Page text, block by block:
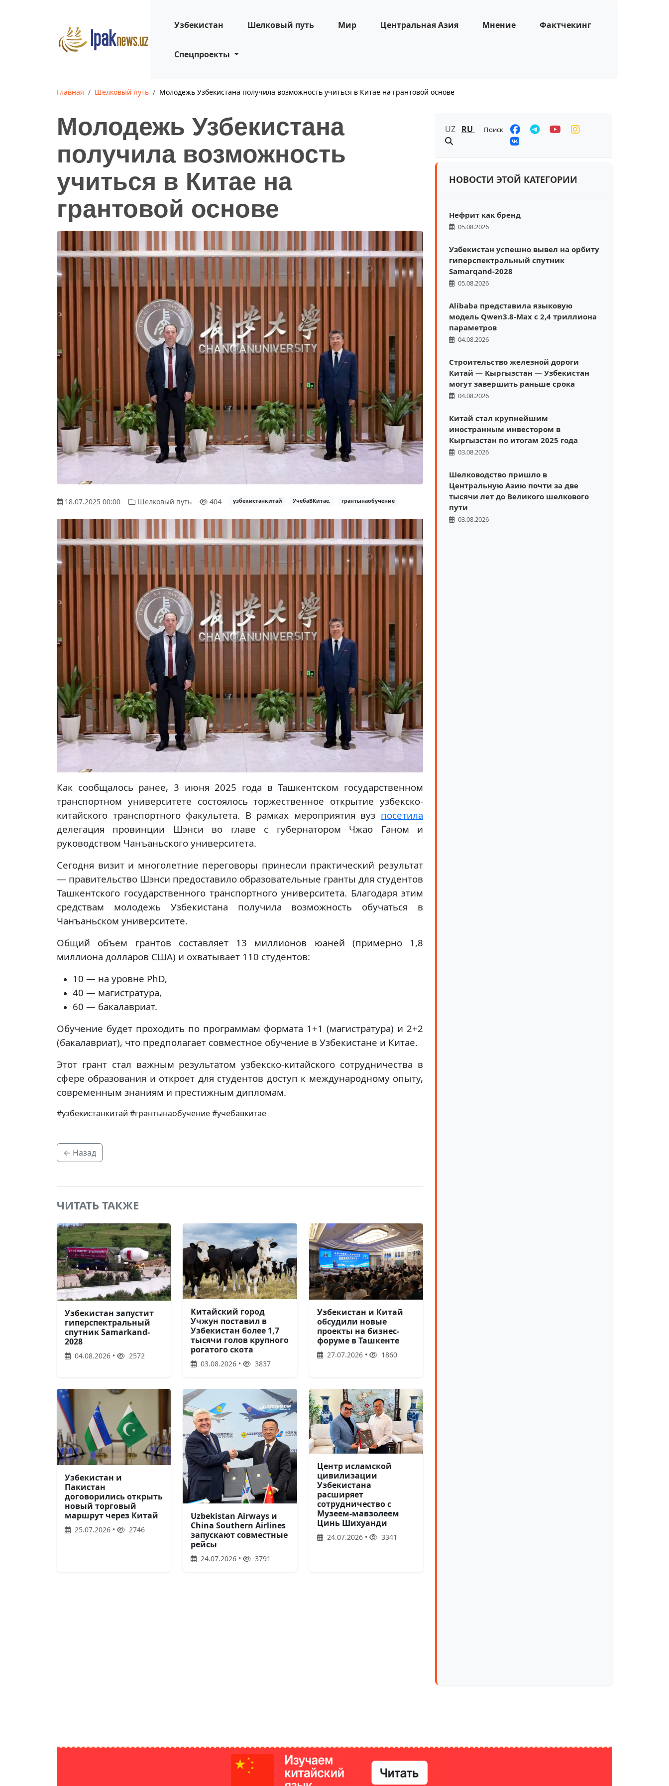
Узбекистан Шелковый путь Мир Центральная Азия Мнение Фактчекинг
Спецпроекты
Главная Шелковый путь Молодежь Узбекистана получила возможность учиться в Китае на грантовой основе
Молодежь Узбекистана
получила возможность
учиться в Китае на
грантовой основе
18.07.2025 00:00 Шелковый путь 404 узбекистанкитай УчебаВКитае, грантынаобучение
Как сообщалось ранее, 3 июня 2025 года в Ташкентском государственном
транспортном университете состоялось торжественное открытие узбекско-
китайского транспортного факультета. В рамках мероприятия вуз посетила
делегация провинции Шэнси во главе с губернатором Чжао Ганом и
руководством Чанъаньского университета.
Сегодня визит и многолетние переговоры принесли практический результат
— правительство Шэнси предоставило образовательные гранты для студентов
Ташкентского государственного транспортного университета. Благодаря этим
средствам молодежь Узбекистана получила возможность обучаться в
Чанъаньском университете.
Общий объем грантов составляет 13 миллионов юаней (примерно 1,8
миллиона долларов США) и охватывает 110 студентов:
10 — на уровне PhD,
40 — магистратура,
60 — бакалавриат.
Обучение будет проходить по программам формата 1+1 (магистратура) и 2+2
(бакалавриат), что предполагает совместное обучение в Узбекистане и Китае.
Этот грант стал важным результатом узбекско-китайского сотрудничества в
сфере образования и откроет для студентов доступ к международному опыту,
современным знаниям и престижным дипломам.
#узбекистанкитай #грантынаобучение #учебавкитае
← Назад
ЧИТАТЬ ТАКЖЕ
Узбекистан запустит
гиперспектральный
спутник Samarkand-
2028
04.08.2026 • 2572
Китайский город
Учжун поставил в
Узбекистан более 1,7
тысячи голов крупного
рогатого скота
03.08.2026 • 3837
Узбекистан и Китай
обсудили новые
проекты на бизнес-
форуме в Ташкенте
27.07.2026 • 1860
Узбекистан и
Пакистан
договорились открыть
новый торговый
маршрут через Китай
25.07.2026 • 2746
Uzbekistan Airways и
China Southern Airlines
запускают совместные
рейсы
24.07.2026 • 3791
Центр исламской
цивилизации
Узбекистана
расширяет
сотрудничество с
Музеем-мавзолеем
Цинь Шихуанди
24.07.2026 • 3341
UZ RU Поиск
НОВОСТИ ЭТОЙ КАТЕГОРИИ
Нефрит как бренд
05.08.2026
Узбекистан успешно вывел на орбиту
гиперспектральный спутник
Samarqand-2028
05.08.2026
Alibaba представила языковую
модель Qwen3.8-Max с 2,4 триллиона
параметров
04.08.2026
Строительство железной дороги
Китай — Кыргызстан — Узбекистан
могут завершить раньше срока
04.08.2026
Китай стал крупнейшим
иностранным инвестором в
Кыргызстан по итогам 2025 года
03.08.2026
Шелководство пришло в
Центральную Азию почти за две
тысячи лет до Великого шелкового
пути
03.08.2026